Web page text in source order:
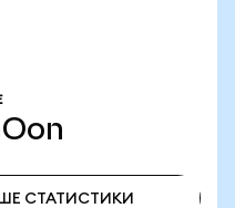
СТАТИСТИКИ